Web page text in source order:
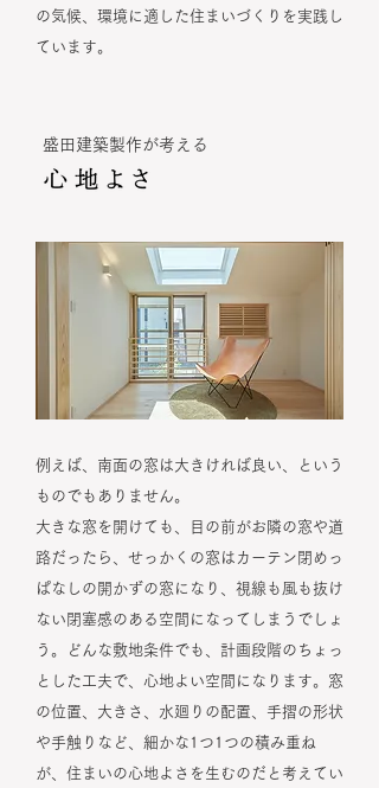
の気候、環境に適した住まいづくりを実践し
ています。
盛田建築製作が考える
例えば、南面の窓は大きければ良い、という
ものでもありません。
大きな窓を開けても、目の前がお隣の窓や道
路だったら、せっかくの窓はカーテン閉めっ
ぱなしの開かずの窓になり、視線も風も抜け
ない閉塞感のある空間になってしまうでしょ
う。どんな敷地条件でも、計画段階のちょっ
とした工夫で、心地よい空間になります。窓
の位置、大きさ、水廻りの配置、手摺の形状
や手触りなど、細かな1つ1つの積み重ね
が、住まいの心地よさを生むのだと考えてい